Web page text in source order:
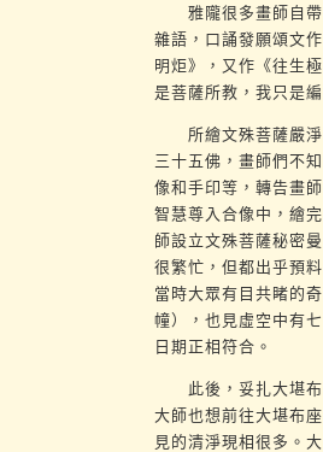
雅隴很多畫師自帶
雜語，口誦發願頌文
明炬》，又作《往生
是菩薩所教，我只是
所繪文殊菩薩嚴淨
三十五佛，畫師們不
像和手印等，轉告畫
智慧尊入合像中，繪
師設立文殊菩薩秘密
很繁忙，但都出乎預
當時大眾有目共睹的
幢），也見虛空中有
日期正相符合。
此後，妥扎大堪布
大師也想前往大堪布
見的清淨現相很多。